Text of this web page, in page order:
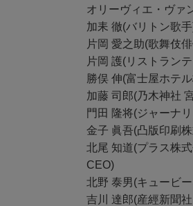
オリーヴィエ・ヴァ
加耒 徹(バリトン歌
片岡 愛之助(歌舞伎
片岡 護(リストラン
勝俣 伸(富士屋ホテ
加藤 司郎(乃木神社
門田 隆将(ジャーナ
金子 眞吾(凸版印刷
北尾 知道(プラス株
CEO)
北野 泰男(キュービ
吉川 達郎(産經新聞